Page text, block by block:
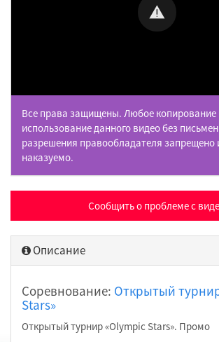
Все права защищены. Любое копирование
использование данного видео без
разрешения правообладателя запрещено
наказуемо.
Сообщить о проблеме с
Описание
Соревнование: Открытый
Stars»
Открытый турнир «Olympic Stars». Промо